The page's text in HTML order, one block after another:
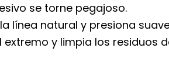
se torne pegajoso.
línea natural y presiona
y limpia los residuos